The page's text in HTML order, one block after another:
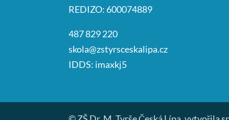
REDIZO: 600074889
487 829 220
skola@zstyrsceskalipa.cz
IDDS: imaxkj5